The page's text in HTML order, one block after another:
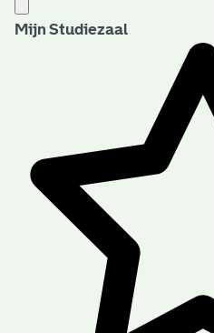
Mijn Studiezaal